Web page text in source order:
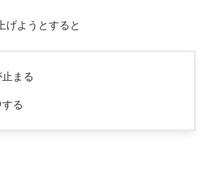
げようとすると
まる
る